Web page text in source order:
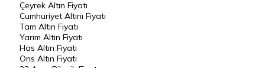
Endeksler
DÖVİZ
Döviz Kuru
Çeyrek Altın Fiyatı
Cumhuriyet Altını Fiyatı
Tam Altın Fiyatı
Yarım Altın Fiyatı
Has Altın Fiyatı
Ons Altın Fiyatı